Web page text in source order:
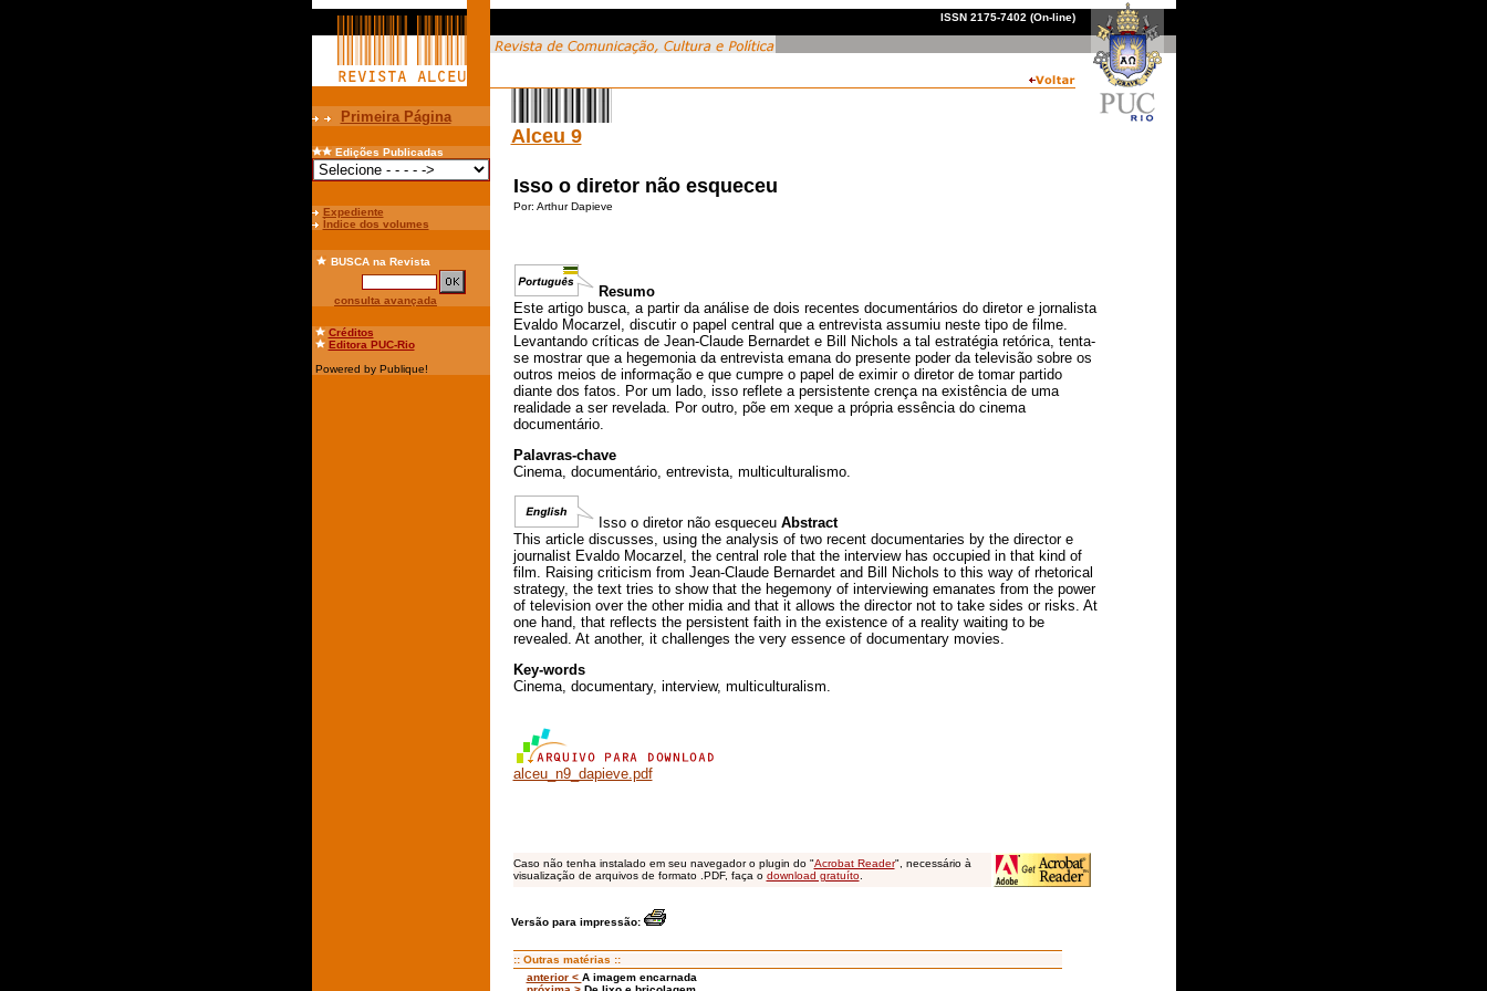
Primeira Página
Edições Publicadas
Expediente
Índice dos volumes
BUSCAna Revista
consulta avançada
Créditos
Editora PUC-Rio
Powered by Publique!
ISSN 2175-7402 (On-line)
Alceu 9
Isso o diretor não esqueceu
Por: Arthur Dapieve
Resumo
Este artigo busca, a partir da análise de dois recentes documentários do diretor e jornalista
Evaldo Mocarzel, discutir o papel central que a entrevista assumiu neste tipo de filme.
Levantando críticas de Jean-Claude Bernardet e Bill Nichols a tal estratégia retórica, tenta-
se mostrar que a hegemonia da entrevista emana do presente poder da televisão sobre os
outros meios de informação e que cumpre o papel de eximir o diretor de tomar partido
diante dos fatos. Por um lado, isso reflete a persistente crença na existência de uma
realidade a ser revelada. Por outro, põe em xeque a própria essência do cinema
documentário.
Palavras-chave
Cinema, documentário, entrevista, multiculturalismo.
Isso o diretor não esqueceu Abstract
This article discusses, using the analysis of two recent documentaries by the director e
journalist Evaldo Mocarzel, the central role that the interview has occupied in that kind of
film. Raising criticism from Jean-Claude Bernardet and Bill Nichols to this way of rhetorical
strategy, the text tries to show that the hegemony of interviewing emanates from the power
of television over the other midia and that it allows the director not to take sides or risks. At
one hand, that reflects the persistent faith in the existence of a reality waiting to be
revealed. At another, it challenges the very essence of documentary movies.
Key-words
Cinema, documentary, interview, multiculturalism.
alceu_n9_dapieve.pdf
Caso não tenha instalado em seu navegador o plugin do "Acrobat Reader", necessário à
visualização de arquivos de formato .PDF, faça o download gratuíto.
Versão para impressão:
:: Outras matérias ::
anterior < A imagem encarnada